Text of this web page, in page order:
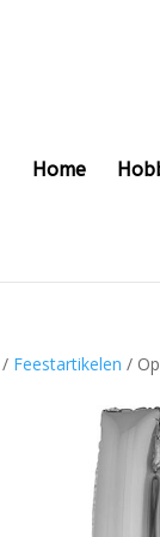
Home
/ Feestartikelen /